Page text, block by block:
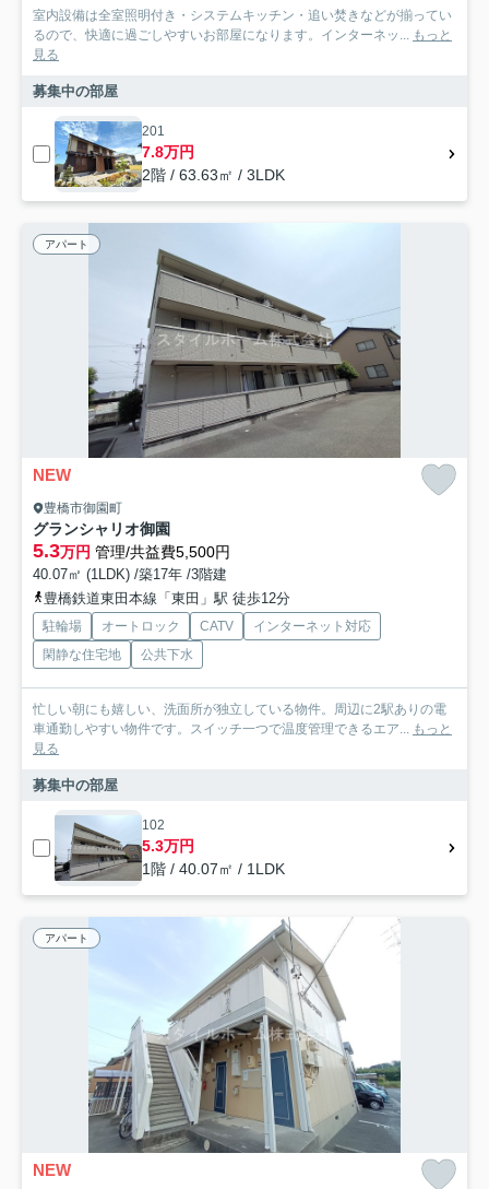
室内設備は全室照明付き・システムキッチン・追い焚きなどが揃ってい
るので、快適に過ごしやすいお部屋になります。インターネッ... もっと
見る
募集中の部屋
201
7.8万円
2階 / 63.63㎡ / 3LDK
アパート
NEW
豊橋市御園町
グランシャリオ御園
5.3万円 管理/共益費5,500円
40.07㎡ (1LDK) /築17年 /3階建
豊橋鉄道東田本線「東田」駅 徒歩12分
駐輪場 オートロック CATV
インターネット対応
閑静な住宅地
公共下水
忙しい朝にも嬉しい、洗面所が独立している物件。周辺に2駅ありの電
車通勤しやすい物件です。スイッチ一つで温度管理できるエア... もっと
見る
募集中の部屋
102
5.3万円
1階 / 40.07㎡ / 1LDK
アパート
NEW